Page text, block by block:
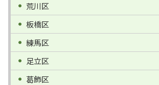
荒川区
板橋区
練馬区
足立区
葛飾区